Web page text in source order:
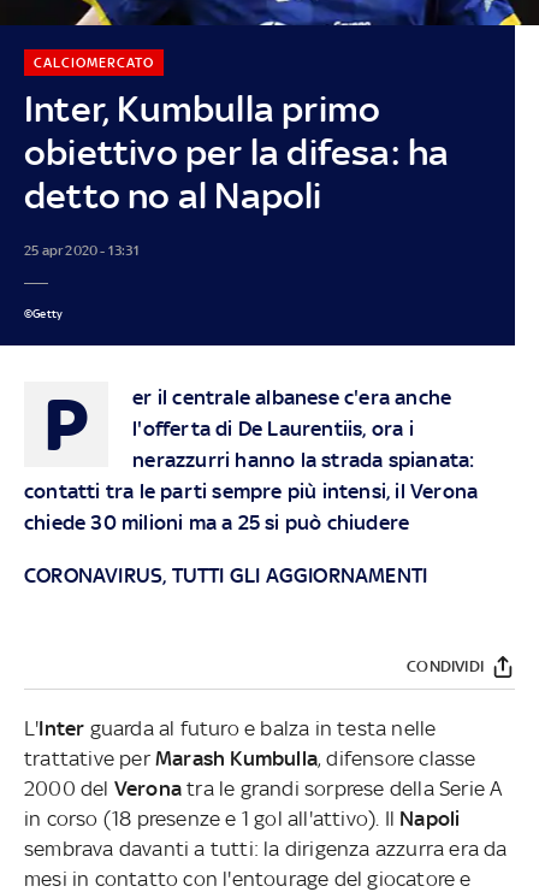
Inter, Kumbulla primo
obiettivo per la difesa: ha
detto no al Napoli
CALCIOMERCATO
25 apr 2020 - 13:31
©Getty
P
er il centrale albanese c'era anche
l'offerta di De Laurentiis, ora i
nerazzurri hanno la strada spianata:
contatti tra le parti sempre più intensi, il Verona
chiede 30 milioni ma a 25 si può chiudere
CORONAVIRUS, TUTTI GLI AGGIORNAMENTI
CONDIVIDI
L'Inter guarda al futuro e balza in testa nelle
trattative per Marash Kumbulla, difensore classe
2000 del Veronatra le grandi sorprese della Serie A
in corso (18 presenze e 1 gol all'attivo). Il Napoli
sembrava davanti a tutti: la dirigenza azzurra era da
mesi in contatto con l'entourage del giocatore e